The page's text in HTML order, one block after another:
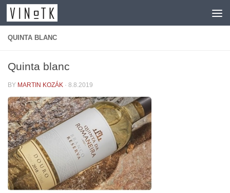
Skip to content
QUINTA BLANC
Quinta blanc
BY MARTIN KOZÁK · 8.8.2019